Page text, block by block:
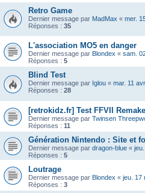
Retro Game
Dernier message par MadMax « mer.
Réponses : 35
L'association MO5 en danger
Dernier message par Blondex « sam.
Réponses : 5
Blind Test
Dernier message par Iglou « mar. 11
Réponses : 28
[retrokidz.fr] Test FFVII Remake
Dernier message par Twinsen
Réponses : 11
Génération Nintendo : Site et
Dernier message par dragon-blue «
Réponses : 5
Loutrage
Dernier message par Blondex « jeu. 17
Réponses : 3